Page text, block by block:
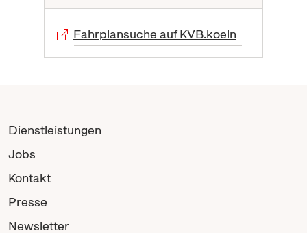
Fahrplansuche auf KVB.koeln
Dienstleistungen
Jobs
Kontakt
Presse
Newsletter